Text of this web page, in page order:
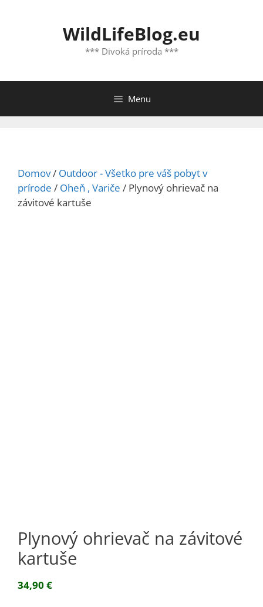
WildLifeBlog.eu
*** Divoká príroda ***
Menu
Domov/ Outdoor - Všetko pre váš pobyt v
prírode / Oheň , Variče / Plynový ohrievač na
závitové kartuše
Plynový ohrievač na závitové
kartuše
34,90 €